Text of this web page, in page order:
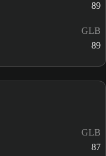
89
GLB
89
GLB
87